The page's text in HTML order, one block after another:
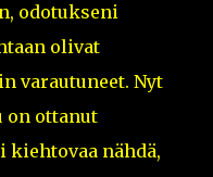
odotukseni
olivat
varautuneet. Nyt
on ottanut
nähdä,